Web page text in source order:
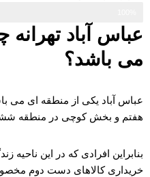
عباس آباد
می باشد؟
عباس آباد یکی از منطقه ای می
هفتم و بخش کوچی در منطقه
بنابراین افرادی که در این ناحیه
خریداری کالاهای دست دوم